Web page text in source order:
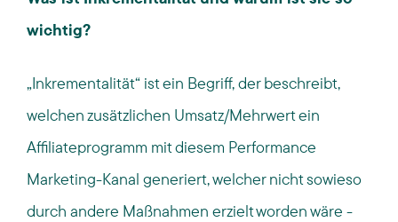
wichtig?
„Inkrementalität“ ist ein Begriff, der beschreibt,
welchen zusätzlichen Umsatz/Mehrwert ein
Affiliateprogramm mit diesem Performance
Marketing-Kanal generiert, welcher nicht sowieso
durch andere Maßnahmen erzielt worden wäre -